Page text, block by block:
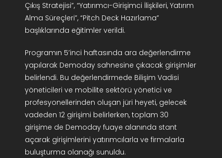
Çıkış Stratejisi”, “Yatırımcı-Girişimci İlişkileri, Yatırım
Alma Süreçleri”, “Pitch Deck Hazırlama”
başlıklarında eğitimler verildi.
Programın 5’inci haftasında ara değerlendirme
yapılarak Demoday sahnesine çıkacak girişimler
belirlendi. Bu değerlendirmede Bilişim Vadisi
yöneticileri ve mobilite sektörü yönetici ve
profesyonellerinden oluşan jüri heyeti, gelecek
vadeden 12 girişimi belirlerken, toplam 30
girişime de Demoday fuaye alanında stant
açarak girişimlerini yatırımcılarla ve firmalarla
buluşturma olanağı sunuldu.